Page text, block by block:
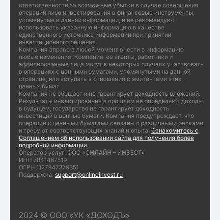
ответственности за возможные убытки в случае совершения
операций либо инвестирования в финансовые инструменты,
упомянутые в данной информации, и не рекомендуют
использовать указанную информацию в качестве
единственного источника информации при принятии
инвестиционного решения.
Компания вправе в любой момент внести в информацию
любые изменения. Компания, ее агенты, работники и
аффилированные лица могут в некоторых случаях участвовать
в операциях с ценными бумагами, упомянутыми на данной
странице, или вступать в отношения с эмитентами этих
ценных бумаг.
Компания не обещает и не гарантирует доходность вложений.
Результаты инвестирования в прошлом не определяют доходы
в будущем, государство не гарантирует доходность
инвестиций в ценные бумаги. Компания предупреждает, что
операции с ценными бумагами связаны с различными рисками
и требуют соответствующих знаний и опыта. Ознакомитесь с
Соглашением об использовании сайта для получения более
подробной информации.
Оператор услуг: ООО «ОНЛАЙН – ИНВЕСТ»
ИНН 7841467519
ОГРН 1127847379351
Поддержка: support@onlineinvest.ru
2024 © ООО «УК «ДОХОДЪ»